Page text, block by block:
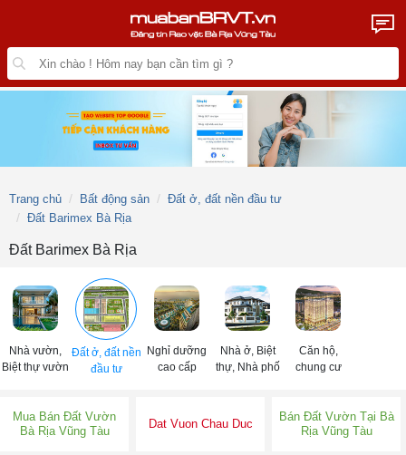
Trang chủ Bất động sản
Đất ở, đất nền đầu tư
Đất Barimex Bà Rịa
Đất Barimex Bà Rịa
Nhà vườn,
Biệt thự vườn
Đất ở, đất nền
đầu tư
Nghỉ dưỡng
cao cấp
Nhà ở, Biệt
thự, Nhà phố
Căn hộ,
chung cư
Mua Bán Đất Vườn
Bà Rịa Vũng Tàu
Dat Vuon Chau Duc
Bán Đất Vườn Tại Bà
Rịa Vũng Tàu